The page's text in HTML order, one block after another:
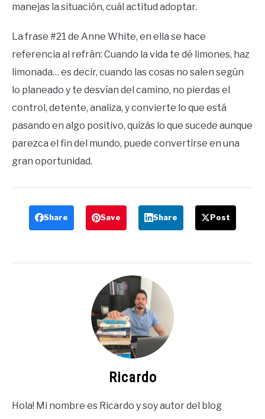
manejas la situación, cuál actitud adoptar.
La frase #21 de Anne White, en ella se hace
referencia al refrán: Cuando la vida te dé limones, haz
limonada… es decir, cuando las cosas no salen según
lo planeado y te desvían del camino, no pierdas el
control, detente, analiza, y convierte lo que está
pasando en algo positivo, quizás lo que sucede aunque
parezca el fin del mundo, puede convertirse en una
gran oportunidad.
Share Save Share Post
Ricardo
Hola! Mi nombre es Ricardo y soy autor del blog